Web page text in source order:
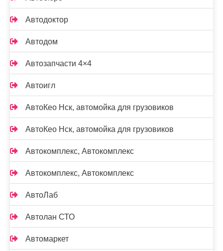
Автодоктор
Автодом
Автозапчасти 4×4
Автоигл
АвтоКео Нск, автомойка для грузовиков
АвтоКео Нск, автомойка для грузовиков
Автокомплекс, Автокомплекс
Автокомплекс, Автокомплекс
АвтоЛаб
Автолан СТО
Автомаркет